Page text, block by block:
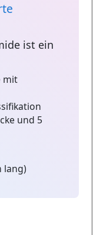
ist ein
mit
und 5
lang)